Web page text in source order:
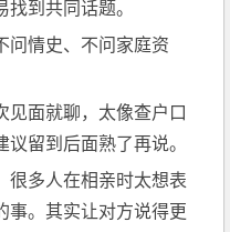
到共同话题。
问情史、不问家庭资
见面就聊，太像查户口
留到后面熟了再说。
很多人在相亲时太想表
事。其实让对方说得更